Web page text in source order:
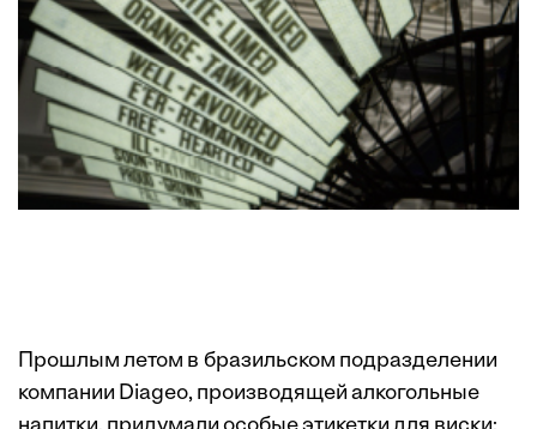
Прошлым летом в бразильском подразделении
компании Diageo, производящей алкогольные